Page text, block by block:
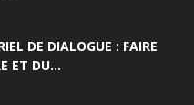
DE DIALOGUE : FAIRE
ET DU...